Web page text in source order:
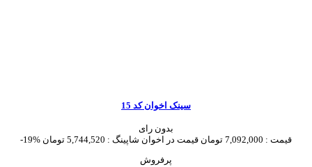
سینک اخوان کد 15
بدون رای
-19%
قیمت : 7,092,000 تومان قیمت در اخوان شاپینگ : 5,744,520 تومان
پرفروش